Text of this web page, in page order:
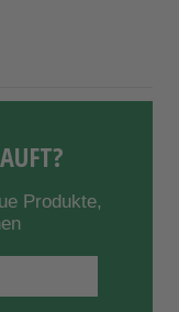
Produkte,